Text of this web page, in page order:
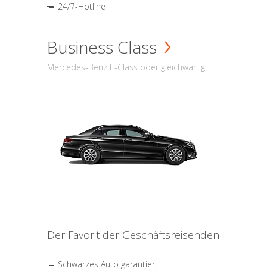
24/7-Hotline
Business Class
Mercedes-Benz E-Class oder gleichwärtig
Der Favorit der Geschäftsreisenden
Schwarzes Auto garantiert